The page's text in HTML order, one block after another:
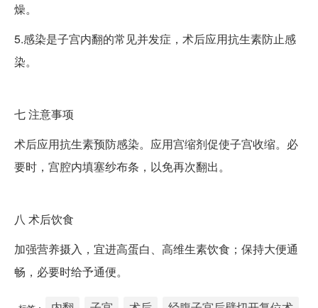
燥。
5.感染是子宫内翻的常见并发症，术后应用抗生素防止感
染。
七注意事项
术后应用抗生素预防感染。应用宫缩剂促使子宫收缩。必
要时，宫腔内填塞纱布条，以免再次翻出。
八 术后饮食
加强营养摄入，宜进高蛋白、高维生素饮食；保持大便通
畅，必要时给予通便。